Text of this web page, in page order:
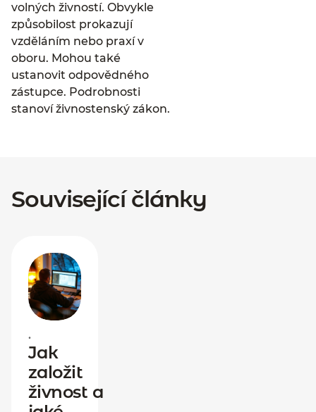
volných živností. Obvykle
způsobilost prokazují
vzděláním nebo praxí v
oboru. Mohou také
ustanovit odpovědného
zástupce. Podrobnosti
stanoví živnostenský zákon.
Související články
•
Jak
založit
živnost a